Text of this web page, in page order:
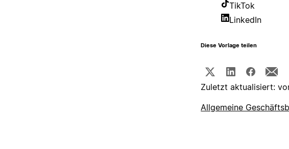
TikTok
LinkedIn
Diese Vorlage teilen
Zuletzt aktualisiert:
Allgemeine